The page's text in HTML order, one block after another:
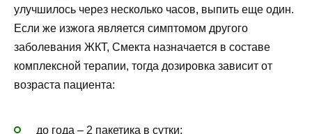
улучшилось через несколько часов, выпить еще один.
Если же изжога является симптомом другого
заболевания ЖКТ, Смекта назначается в составе
комплексной терапии, тогда дозировка зависит от
возраста пациента:
до года – 2 пакетика в сутки;